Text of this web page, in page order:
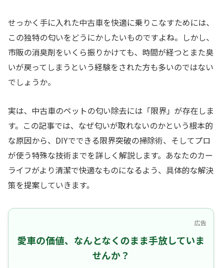
せっかく手に入れた中古車を快適に乗りこなすためには、
この独特の匂いをどうにかしたいものですよね。しかし、
市販の消臭剤をいくら振りかけても、時間が経つとまた臭
いが戻ってしまうという経験をされた方も多いのではない
でしょうか。
実は、中古車のペットの匂い除去には「限界」が存在しま
す。この記事では、なぜ匂いが取れないのかという根本的
な原因から、DIYでできる限界突破の掃除術、そしてプロ
が使う特殊な技術までを詳しく解説します。あなたのカー
ライフがより清潔で快適なものになるよう、具体的な解決
策を提案していきます。
広告
愛車の価値、なんとなくのまま手放していま
せんか？